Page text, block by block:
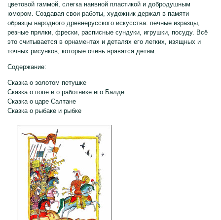
цветовой гаммой, слегка наивной пластикой и добродушным
юмором. Создавая свои работы, художник держал в памяти
образцы народного древнерусского искусства: печные изразцы,
резные прялки, фрески, расписные сундуки, игрушки, посуду. Всё
это считывается в орнаментах и деталях его легких, изящных и
точных рисунков, которые очень нравятся детям.
Содержание:
Сказка о золотом петушке
Сказка о попе и о работнике его Балде
Сказка о царе Салтане
Сказка о рыбаке и рыбке